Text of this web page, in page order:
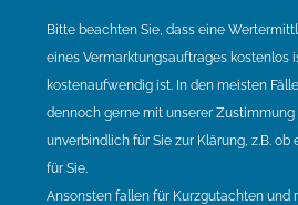
Bitte beachten Sie, dass eine
eines Vermarktungsauftrages kostenlos
kostenaufwendig ist. In den meisten
dennoch gerne mit unserer Zustimmung
unverbindlich für Sie zur Klärung, z.B. ob
für Sie.
Ansonsten fallen für Kurzgutachten und